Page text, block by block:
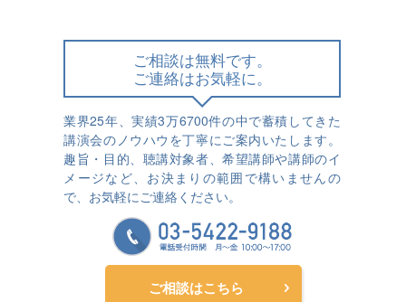
ご相談は無料です。
ご連絡はお気軽に。
業界25年、実績3万6700件の中で蓄積してきた
講演会のノウハウを丁寧にご案内いたします。
趣旨・目的、聴講対象者、希望講師や講師のイ
メージなど、お決まりの範囲で構いませんの
で、お気軽にご連絡ください。
ご相談はこちら